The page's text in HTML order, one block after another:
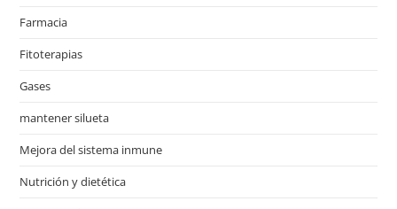
Farmacia
Fitoterapias
Gases
mantener silueta
Mejora del sistema inmune
Nutrición y dietética